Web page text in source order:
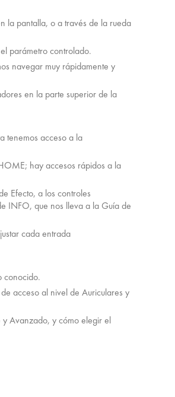
la pantalla, o a través de la rueda
parámetro controlado.
navegar muy rápidamente y
en la parte superior de la
tenemos acceso a la
hay accesos rápidos a la
Efecto, a los controles
INFO, que nos lleva a la Guía de
cada entrada
conocido.
acceso al nivel de Auriculares y
y Avanzado, y cómo elegir el